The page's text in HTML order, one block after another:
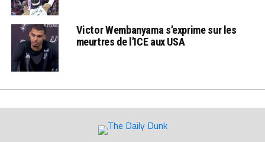
Victor Wembanyama s’exprime sur les
meurtres de l’ICE aux USA